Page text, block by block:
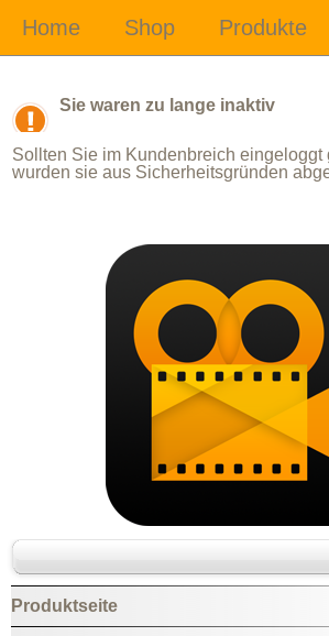
Sie waren zu lange inaktiv
Sollten Sie im Kundenbreich eingeloggt
wurden sie aus Sicherheitsgründen
Produktseite